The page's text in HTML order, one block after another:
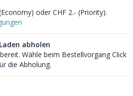
oder CHF 2.- (Priority).
abholen
Wähle beim Bestellvorgang Click
die Abholung.